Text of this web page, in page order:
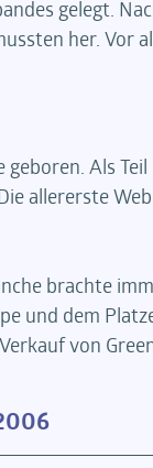
gelegt.
her. Vor
Als
allererste
brachte
und dem
von